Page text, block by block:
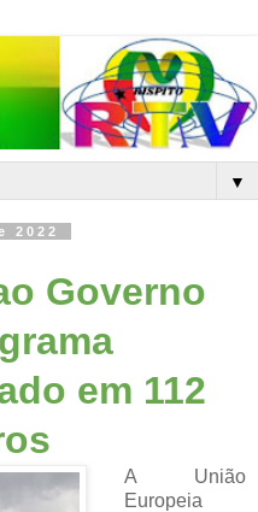
▼
2022
Governo
em 112
A União
Europeia